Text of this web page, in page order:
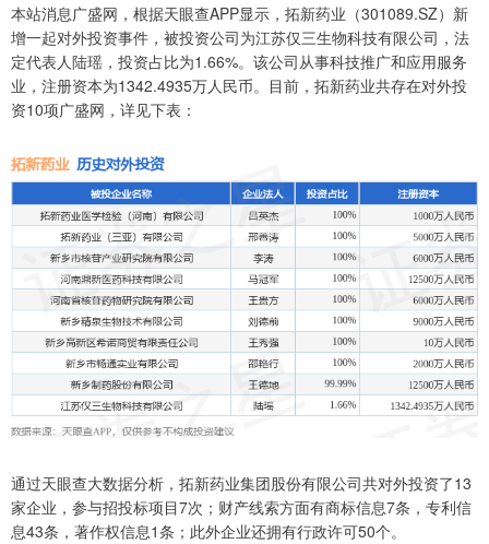
本站消息广盛网，根据天眼查APP显示，拓新药业（301089.SZ）新
增一起对外投资事件，被投资公司为江苏仅三生物科技有限公司，法
定代表人陆瑶，投资占比为1.66%。该公司从事科技推广和应用服务
业，注册资本为1342.4935万人民币。目前，拓新药业共存在对外投
资10项广盛网，详见下表：
通过天眼查大数据分析，拓新药业集团股份有限公司共对外投资了13
家企业，参与招投标项目7次；财产线索方面有商标信息7条，专利信
息43条，著作权信息1条；此外企业还拥有行政许可50个。